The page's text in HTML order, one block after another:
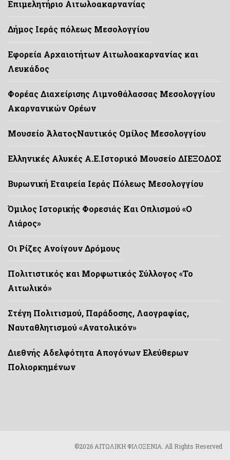
Επιμελητήριο Αιτωλοακαρνανίας
Δήμος Ιεράς πόλεως Μεσολογγίου
Εφορεία Αρχαιοτήτων Αιτωλοακαρνανίας και
Λευκάδος
Φορέας Διαχείρισης Λιμνοθάλασσας Μεσολογγίου
Ακαρνανικών Ορέων
Μουσείο ΆλατοςΝαυτικός Ομίλος Μεσολογγίου
Ελληνικές Αλυκές Α.Ε.Ιστορικό Μουσείο ΔΙΕΞΟΔΟΣ
Βυρωνική Εταιρεία Ιεράς Πόλεως Μεσολογγίου
Όμιλος Ιστορικής Φορεσιάς Και Οπλισμού «Ο
Λιάρος»
Οι Ρίζες Ανοίγουν Δρόμους
Πολιτιστικός και Μορφωτικός Σύλλογος «Το
Αιτωλικό»
Στέγη Πολιτισμού, Παράδοσης, Λαογραφίας,
Ναυταθλητισμού «Ανατολικόν»
Διεθνής Αδελφότητα Απογόνων Ελεύθερων
Πολιορκημένων
©2026 ΑΙΤΩΛΙΚΗ ΦΙΛΟΞΕΝΙΑ. All Rights Reserved